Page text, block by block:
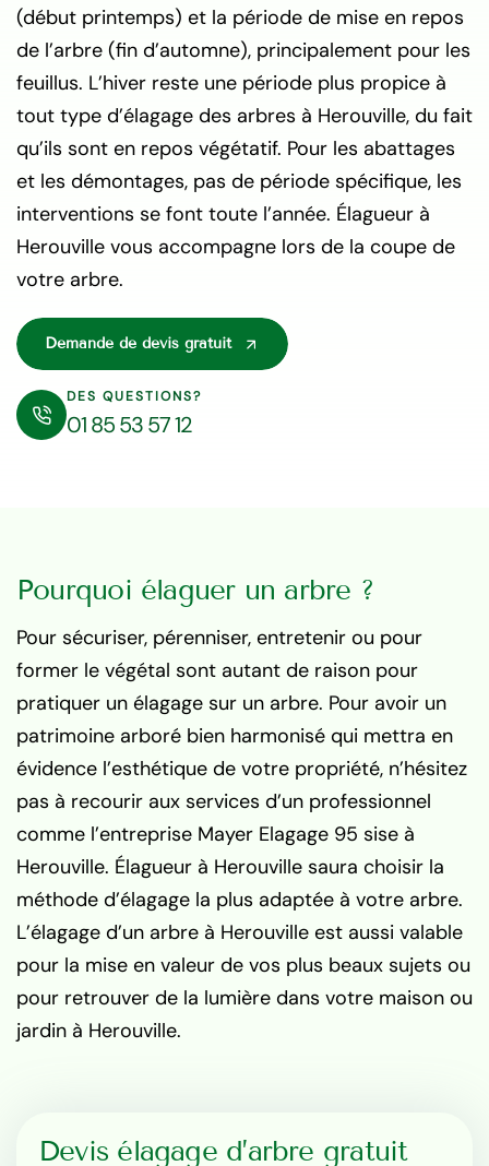
(début printemps) et la période de mise en repos
de l’arbre (fin d’automne), principalement pour les
feuillus. L’hiver reste une période plus propice à
tout type d’élagage des arbres à Herouville, du fait
qu’ils sont en repos végétatif. Pour les abattages
et les démontages, pas de période spécifique, les
interventions se font toute l’année. Élagueur à
Herouville vous accompagne lors de la coupe de
votre arbre.
Demande de devis gratuit
DES QUESTIONS?
01 85 53 57 12
Pourquoi élaguer un arbre ?
Pour sécuriser, pérenniser, entretenir ou pour
former le végétal sont autant de raison pour
pratiquer un élagage sur un arbre. Pour avoir un
patrimoine arboré bien harmonisé qui mettra en
évidence l’esthétique de votre propriété, n’hésitez
pas à recourir aux services d’un professionnel
comme l’entreprise Mayer Elagage 95 sise à
Herouville. Élagueur à Herouville saura choisir la
méthode d’élagage la plus adaptée à votre arbre.
L’élagage d’un arbre à Herouville est aussi valable
pour la mise en valeur de vos plus beaux sujets ou
pour retrouver de la lumière dans votre maison ou
jardin à Herouville.
Devis élagage d’arbre gratuit